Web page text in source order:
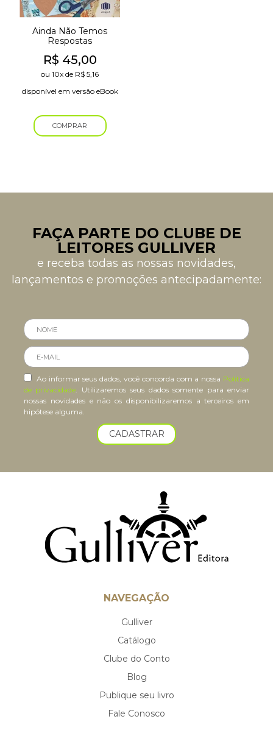
Ainda Não Temos
Respostas
R$ 45,00
ou 10x de R$ 5,16
disponível em versão eBook
COMPRAR
FAÇA PARTE DO CLUBE DE
LEITORES GULLIVER
e receba todas as nossas novidades,
lançamentos e promoções antecipadamente:
Ao informar seus dados, você concorda com a nossa Política
de privacidade. Utilizaremos seus dados somente para enviar
nossas novidades e não os disponibilizaremos a terceiros em
hipótese alguma.
CADASTRAR
NAVEGAÇÃO
Gulliver
Catálogo
Clube do Conto
Blog
Publique seu livro
Fale Conosco